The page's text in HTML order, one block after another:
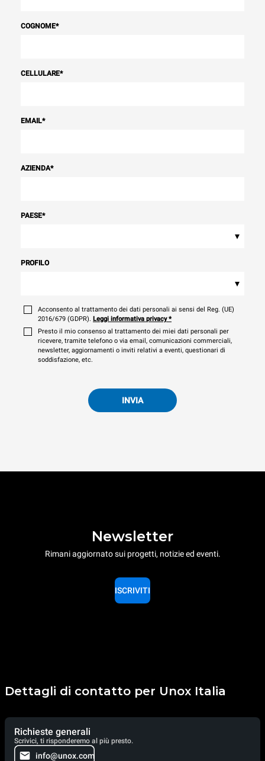
COGNOME*
CELLULARE*
EMAIL*
AZIENDA*
PAESE*
▾
PROFILO
▾
Acconsento al trattamento dei dati personali ai sensi del Reg. (UE)
2016/679 (GDPR). Leggi informativa privacy*
Presto il mio consenso al trattamento dei miei dati personali per
ricevere, tramite telefono o via email, comunicazioni commerciali,
newsletter, aggiornamenti o inviti relativi a eventi, questionari di
soddisfazione, etc.
INVIA
Newsletter
Rimani aggiornato sui progetti, notizie ed eventi.
ISCRIVITI
Dettagli di contatto per Unox Italia
Richieste generali
Scrivici, ti risponderemo al più presto.
info@unox.com